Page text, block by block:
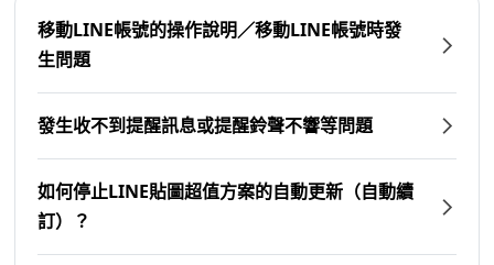
移動LINE帳號的操作說明／移動LINE帳號時發
生問題
發生收不到提醒訊息或提醒鈴聲不響等問題
如何停止LINE貼圖超值方案的自動更新（自動續
訂）？